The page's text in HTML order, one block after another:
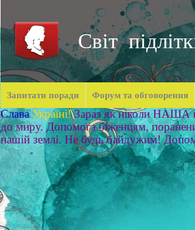
Світ
Запитати поради Форум та обговорення
Слава Україні! Зараз як ніколи НАША
до миру. Допомога біженцям,
нашій землі. Не будь байдужим!